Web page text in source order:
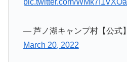
— 芦ノ湖キャンプ村【公式
March 20, 2022